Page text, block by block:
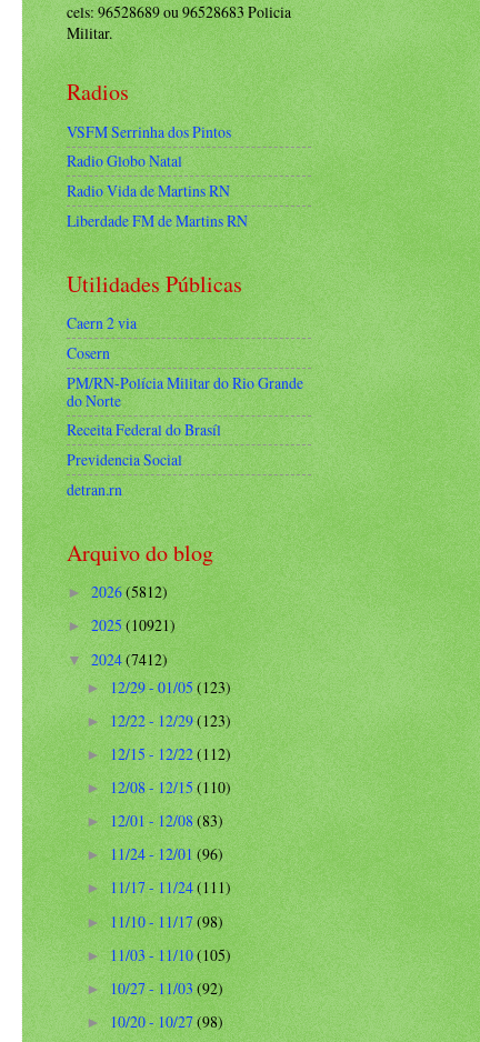
cels: 96528689 ou 96528683 Policia
Militar.
Radios
VSFM Serrinha dos Pintos
Radio Globo Natal
Radio Vida de Martins RN
Liberdade FM de Martins RN
Utilidades Públicas
Caern 2 via
Cosern
PM/RN-Polícia Militar do Rio Grande
do Norte
Receita Federal do Brasíl
Previdencia Social
detran.rn
Arquivo do blog
►2026(5812)
►2025(10921)
▼2024(7412)
►12/29 - 01/05(123)
►12/22 - 12/29(123)
►12/15 - 12/22(112)
►12/08 - 12/15(110)
►12/01 - 12/08(83)
►11/24 - 12/01(96)
►11/17 - 11/24(111)
►11/10 - 11/17(98)
►11/03 - 11/10(105)
►10/27 - 11/03(92)
►10/20 - 10/27(98)